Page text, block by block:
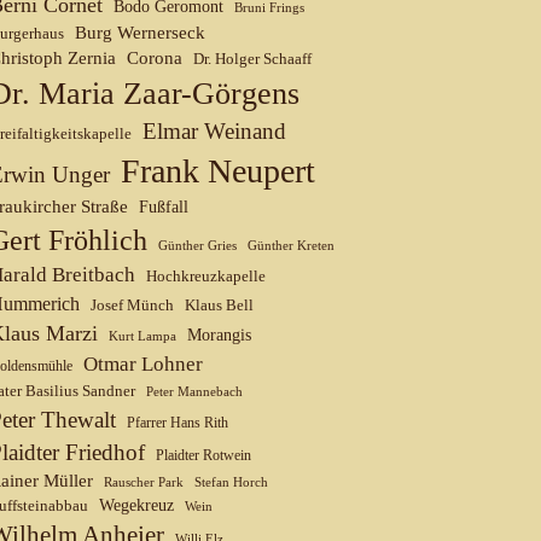
Cornet Bodo Geromont Bruni Frings
Burg Wernerseck
Zernia
Corona Dr. Holger Schaaff
Maria Zaar-Görgens
Elmar Weinand
Unger Frank Neupert
Straße Fußfall
Fröhlich Günther Gries Günther Kreten
Breitbach Hochkreuzkapelle
Josef Münch Klaus Bell
Marzi Kurt Lampa Morangis
Otmar Lohner
Basilius Sandner Peter Mannebach
Thewalt Pfarrer Hans Rith
Friedhof Plaidter Rotwein
Müller Rauscher Park Stefan Horch
Wegekreuz Wein
Anheier